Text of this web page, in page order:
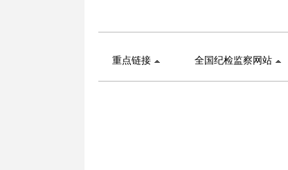
重点链接 全国纪检监察网站